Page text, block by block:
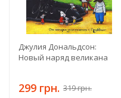
Джулия Дональдсон:
Новый наряд великана
299 грн. 319 грн.